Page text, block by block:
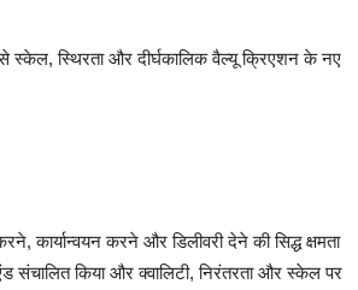
स्केल,स्थिरता और दीर्घकालिक वैल्यू क्रिएशन के नए
,कार्यान्वयन करने और डिलीवरी देने की सिद्ध क्षमता
संचालित किया और क्वालिटी,निरंतरता और स्केल पर